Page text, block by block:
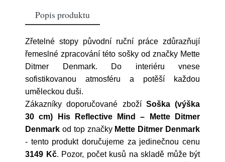
Popis produktu
Zřetelné stopy původní ruční práce zdůrazňují
řemeslné zpracování této sošky od značky Mette
Ditmer Denmark. Do interiéru vnese
sofistikovanou atmosféru a potěší každou
uměleckou duši.
Zákazníky doporučované zboží Soška (výška
30 cm) His Reflective Mind – Mette Ditmer
Denmark od top značky Mette Ditmer Denmark
- tento produkt doručujeme za jedinečnou cenu
3149 Kč. Pozor, počet kusů na skladě může být